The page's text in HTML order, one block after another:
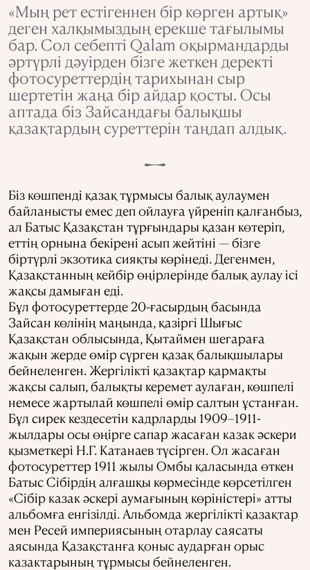
«Мың рет естігеннен бір көрген артық»
деген халқымыздың ерекше тағылымы
бар. Сол себепті Qalam оқырмандарды
әртүрлі дәуірден бізге жеткен деректі
фотосуреттердің тарихынан сыр
шертетін жаңа бір айдар қосты. Осы
аптада біз Зайсандағы балықшы
қазақтардың суреттерін таңдап алдық.
Біз көшпенді қазақ тұрмысы балық аулаумен
байланысты емес деп ойлауға үйреніп қалғанбыз,
ал Батыс Қазақстан тұрғындары қазан көтеріп,
еттің орнына бекірені асып жейтіні — бізге
біртүрлі экзотика сияқты көрінеді. Дегенмен,
Қазақстанның кейбір өңірлерінде балық аулау ісі
жақсы дамыған еді.
Бұл фотосуреттерде 20-ғасырдың басында
Зайсан көлінің маңында, қазіргі Шығыс
Қазақстан облысында, Қытаймен шегараға
жақын жерде өмір сүрген қазақ балықшылары
бейнеленген. Жергілікті қазақтар қармақты
жақсы салып, балықты керемет аулаған, көшпелі
немесе жартылай көшпелі өмір салтын ұстанған.
Бұл сирек кездесетін кадрларды 1909–1911-
жылдары осы өңірге сапар жасаған казак әскери
қызметкері Н.Г. Катанаев түсірген. Ол жасаған
фотосуреттер 1911 жылы Омбы қаласында өткен
Батыс Сібірдің алғашқы көрмесінде көрсетілген
«Сібір казак әскері аумағының көріністері» атты
альбомға енгізілді. Альбомда жергілікті қазақтар
мен Ресей империясының отарлау саясаты
аясында Қазақстанға қоныс аударған орыс
казактарының тұрмысы бейнеленген.